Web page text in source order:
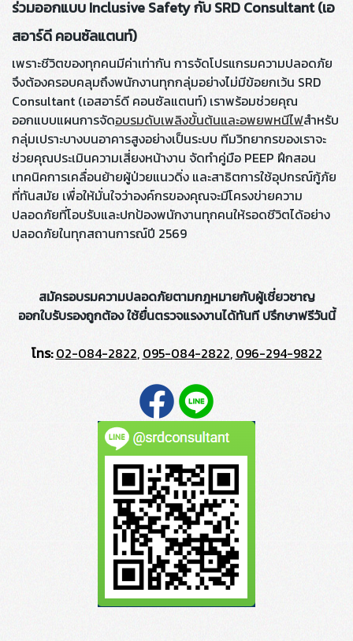
ร่วมออกแบบ Inclusive Safety กับ SRD Consultant (เอ
สอาร์ดี คอนซัลแตนท์)
เพราะชีวิตของทุกคนมีค่าเท่ากัน การจัดโปรแกรมความปลอดภัย
จึงต้องครอบคลุมถึงพนักงานทุกกลุ่มอย่างไม่มีข้อยกเว้น SRD
Consultant (เอสอาร์ดี คอนซัลแตนท์) เราพร้อมช่วยคุณ
ออกแบบแผนการจัดอบรมดับเพลิงขั้นต้นและอพยพหนีไฟสำหรับ
กลุ่มเปราะบางบนอาคารสูงอย่างเป็นระบบ ทีมวิทยากรของเราจะ
ช่วยคุณประเมินความเสี่ยงหน้างาน จัดทำคู่มือ PEEP ฝึกสอน
เทคนิคการเคลื่อนย้ายผู้ป่วยแนวดิ่ง และสาธิตการใช้อุปกรณ์กู้ภัย
ที่ทันสมัย เพื่อให้มั่นใจว่าองค์กรของคุณจะมีโครงข่ายความ
ปลอดภัยที่โอบรับและปกป้องพนักงานทุกคนให้รอดชีวิตได้อย่าง
ปลอดภัยในทุกสถานการณ์ปี 2569
สมัครอบรมความปลอดภัยตามกฎหมายกับผู้เชี่ยวชาญ
ออกใบรับรองถูกต้อง ใช้ยื่นตรวจแรงงานได้ทันที ปรึกษาฟรีวันนี้
โทร: 02-084-2822, 095-084-2822, 096-294-9822